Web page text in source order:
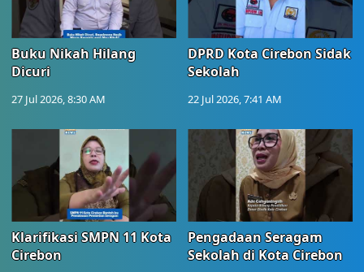
Buku Nikah Hilang
Dicuri
27 Jul 2026, 8:30 AM
DPRD Kota Cirebon Sidak
Sekolah
22 Jul 2026, 7:41 AM
Klarifikasi SMPN 11 Kota
Cirebon
Pengadaan Seragam
Sekolah di Kota Cirebon